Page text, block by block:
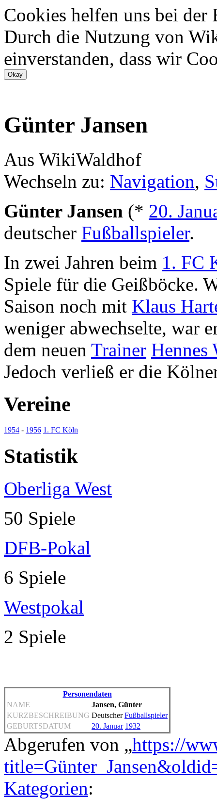
Cookies helfen uns bei
Durch die Nutzung von
einverstanden, dass wir
Günter Jansen
Aus WikiWaldhof
Wechseln zu: Navigation,
Günter Jansen (* 20.
deutscher Fußballspieler.
In zwei Jahren beim 1. FC
Spiele für die Geißböcke.
Saison noch mit Klaus
weniger abwechselte, war
dem neuen Trainer Hennes
Jedoch verließ er die
Vereine
1954 - 1956 1. FC Köln
Statistik
Oberliga West
50 Spiele
DFB-Pokal
6 Spiele
Westpokal
2 Spiele
Personendaten
NAME
Jansen, Günter
KURZBESCHREIBUNG DeutscherFußballspieler
GEBURTSDATUM
20. Januar 1932
Abgerufen von „https://
Kategorien: